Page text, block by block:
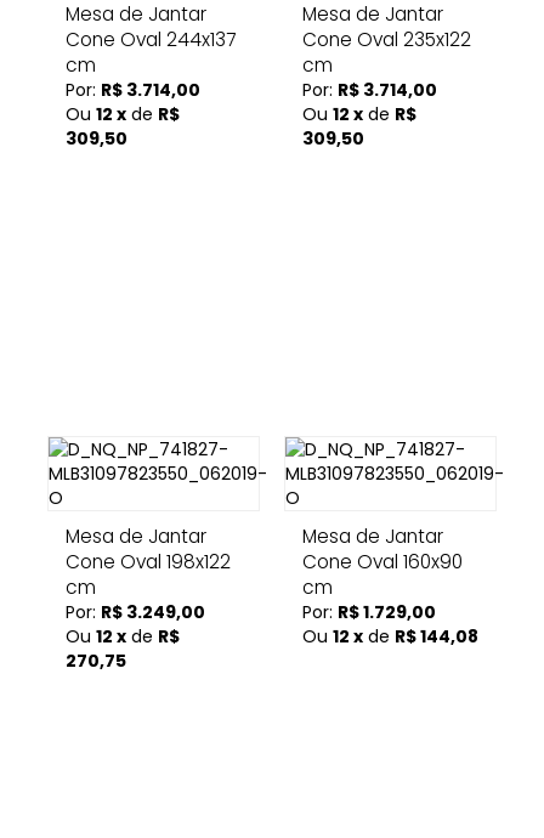
Mesa de Jantar
Cone Oval 244x137
cm
Por: R$ 3.714,00
Ou 12 x de R$
309,50
Mesa de Jantar
Cone Oval 235x122
cm
Por: R$ 3.714,00
Ou 12 x de R$
309,50
Mesa de Jantar
Cone Oval 198x122
cm
Por: R$ 3.249,00
Ou 12 x de R$
270,75
Mesa de Jantar
Cone Oval 160x90
cm
Por: R$ 1.729,00
Ou 12 x de R$ 144,08